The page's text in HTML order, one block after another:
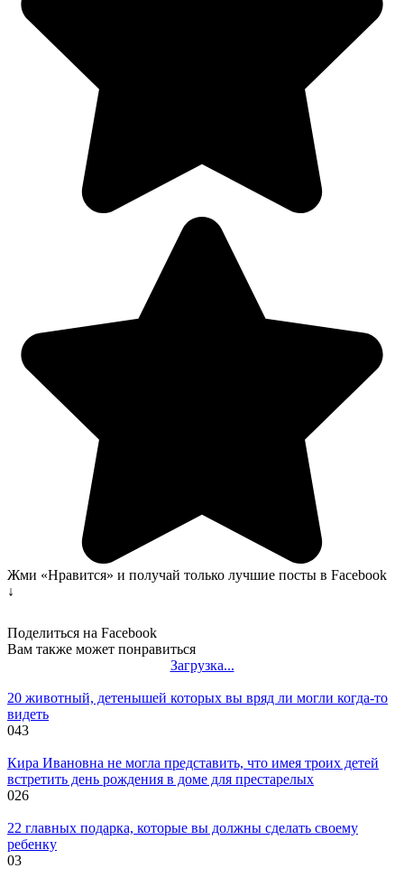
Жми «Нравится» и получай только лучшие посты в Facebook
↓
Поделиться на Facebook
Вам также может понравиться
Загрузка...
20 животный, детенышей которых вы вряд ли могли когда-то
видеть
043
Кира Ивановна не могла представить, что имея троих детей
встретить день рождения в доме для престарелых
026
22 главных подарка, которые вы должны сделать своему
ребенку
03